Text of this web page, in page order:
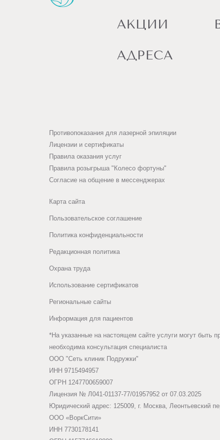
АКЦИИ
АДРЕСА
Противопоказания для лазерной эпиляции
Лицензии и сертификаты
Правила оказания услуг
Правила розыгрыша "Колесо фортуны"
Согласие на общение в мессенджерах
Карта сайта
Пользовательское соглашение
Политика конфиденциальности
Редакционная политика
Охрана труда
Использование сертификатов
Региональные сайты
Информация для пациентов
*На указанные на настоящем сайте услуги могут быть
необходима консультация специалиста
ООО "Сеть клиник Подружки"
ИНН 9715494957
ОГРН 1247700659007
Лицензия № Л041-01137-77/01957952 от 07.03.2025
Юридический адрес: 125009, г. Москва, Леонтьевский
ООО «ВоркСити»
ИНН 7730178141